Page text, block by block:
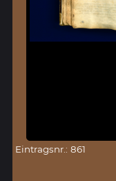
Eintragsnr.: 861